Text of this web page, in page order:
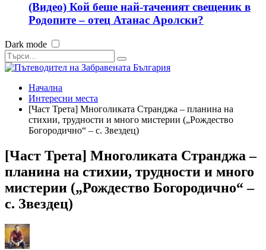
(Видео) Кой беше най-таченият свещеник в
Родопите – отец Атанас Аролски?
Dark mode
Начална
Интересни места
[Част Трета] Многоликата Странджа – планина на
стихии, трудности и много мистерии („Рождество
Богородично“ – с. Звездец)
[Част Трета] Многоликата Странджа –
планина на стихии, трудности и много
мистерии („Рождество Богородично“ –
с. Звездец)